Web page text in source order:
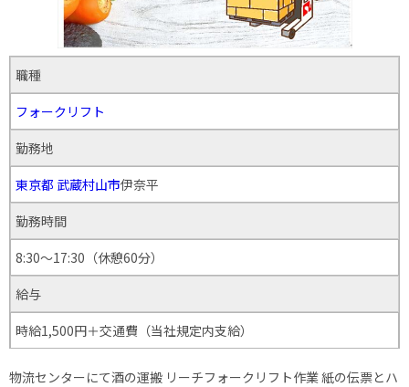
職種
フォークリフト
勤務地
東京都 武蔵村山市伊奈平
勤務時間
8:30～17:30（休憩60分）
給与
時給1,500円＋交通費（当社規定内支給）
物流センターにて酒の運搬 リーチフォークリフト作業 紙の伝票とハ